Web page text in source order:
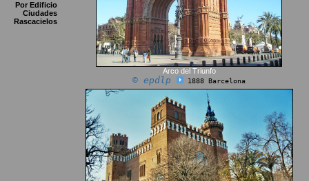
Por Edificio
Ciudades
Rascacielos
Arco del Triunfo
© epdlp 1888 Barcelona